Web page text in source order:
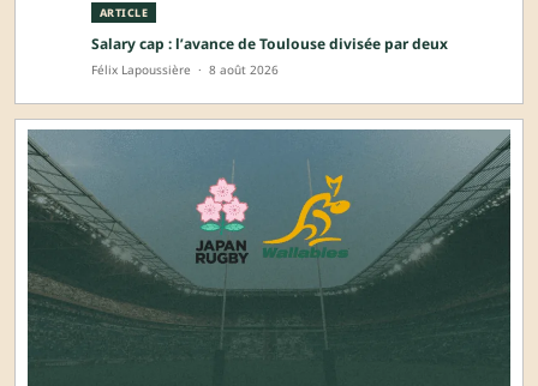
ARTICLE
Salary cap : l’avance de Toulouse divisée par deux
Félix Lapoussière · 8 août 2026